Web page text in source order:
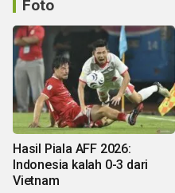
Foto
Hasil Piala AFF 2026:
Indonesia kalah 0-3 dari
Vietnam